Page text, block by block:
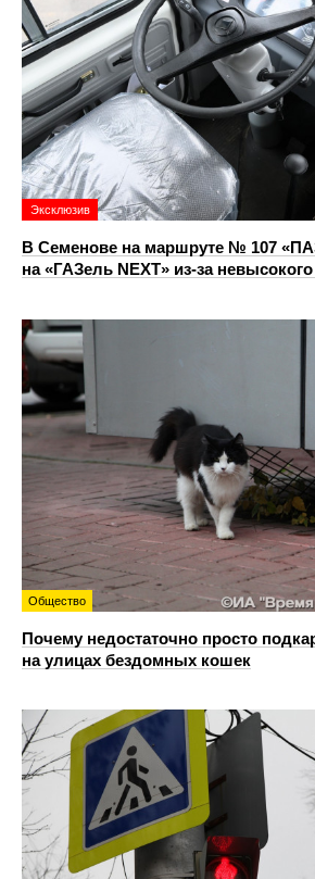
Эксклюзив
В Семенове на маршруте № 107
на «ГАЗель NEXT» из‑за
Общество
Почему недостаточно просто
на улицах бездомных кошек